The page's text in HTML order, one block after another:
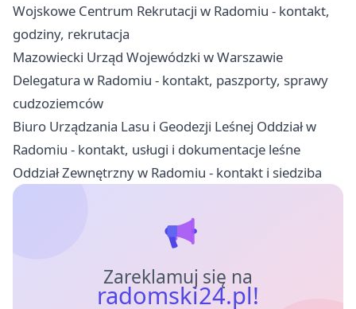
Wojskowe Centrum Rekrutacji w Radomiu - kontakt,
godziny, rekrutacja
Mazowiecki Urząd Wojewódzki w Warszawie
Delegatura w Radomiu - kontakt, paszporty, sprawy
cudzoziemców
Biuro Urządzania Lasu i Geodezji Leśnej Oddział w
Radomiu - kontakt, usługi i dokumentacje leśne
Oddział Zewnętrzny w Radomiu - kontakt i siedziba
Zareklamuj się na
radomski24.pl!